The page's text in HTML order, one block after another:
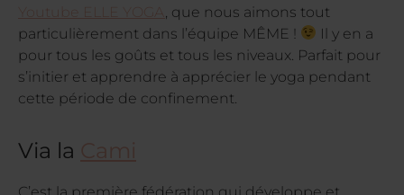
Youtube ELLE YOGA , que nous aimons tout
particulièrement dans l’équipe MÊME !
Il y en a
pour tous les goûts et tous les niveaux. Parfait pour
s’initier et apprendre à apprécier le yoga pendant
cette période de confinement.
Via la Cami